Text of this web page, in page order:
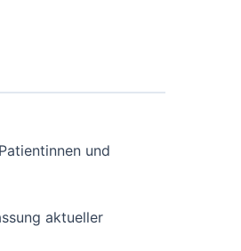
und
aktueller